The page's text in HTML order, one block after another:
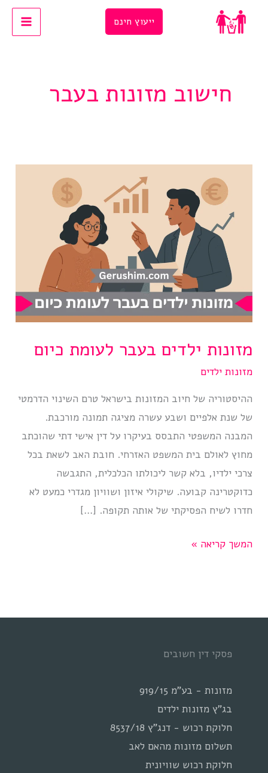
ייעוץ חינם
חישוב מזונות בעבר
מזונות ילדים בעבר לעומת כיום
מזונות ילדים
ההיסטוריה של חיוב המזונות בישראל טרם השינוי הדרמטי
של שנת אלפיים ושבע עשרה מציגה תמונה מורכבת.
המבנה המשפטי התבסס בעיקרו על דין אישי דתי שהוכתב
מחוץ לאולם בית המשפט האזרחי. חובת האב לשאת בכל
צרכי ילדיו, בלא קשר ליכולתו הכלכלית, התגבשה
כדוקטרינה קבועה. שיקולי איזון ושוויון מגדרי כמעט לא
חדרו לשיח הפסיקתי של אותה תקופה. […]
מזונות
כיום
המשך קריאה »
פסקי דין חשובים
מזונות - בע"מ 919/15
בג"ץ מזונות ילדים
חלוקת רכוש - דנג"ץ 8537/18
תשלום מזונות מהאם לאב
חלוקת רכוש שוויונית